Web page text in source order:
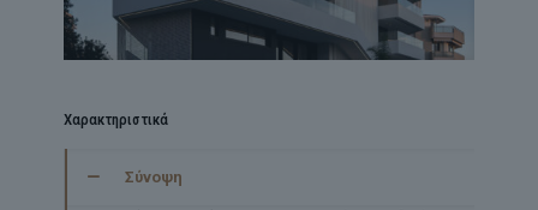
Χαρακτηριστικά
Σύνοψη